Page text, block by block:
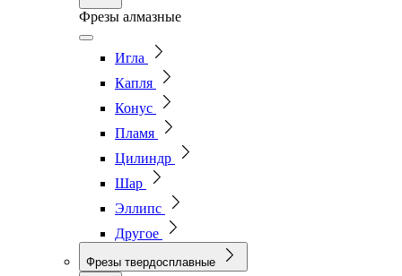
Фрезы алмазные
Игла
Капля
Конус
Пламя
Цилиндр
Шар
Эллипс
Другое
Фрезы твердосплавные